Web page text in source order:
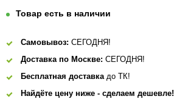
Товар есть в наличии
Самовывоз: СЕГОДНЯ!
Доставка по Москве: СЕГОДНЯ!
Бесплатная доставкадо ТК!
Найдёте цену ниже - сделаем дешевле!